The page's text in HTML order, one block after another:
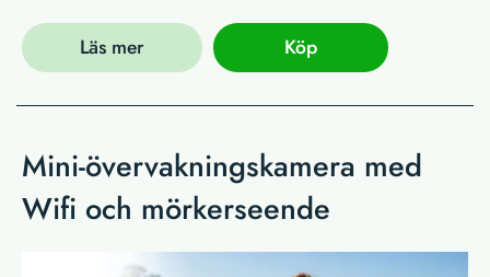
Läs mer Köp
Mini-övervakningskamera med
Wifi och mörkerseende